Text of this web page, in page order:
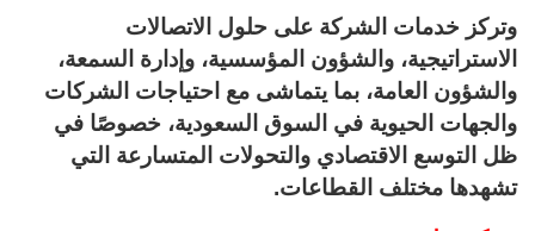
وتركز خدمات الشركة على حلول الاتصالات
الاستراتيجية، والشؤون المؤسسية، وإدارة السمعة،
والشؤون العامة، بما يتماشى مع احتياجات الشركات
والجهات الحيوية في السوق السعودية، خصوصًا في
ظل التوسع الاقتصادي والتحولات المتسارعة التي
تشهدها مختلف القطاعات.